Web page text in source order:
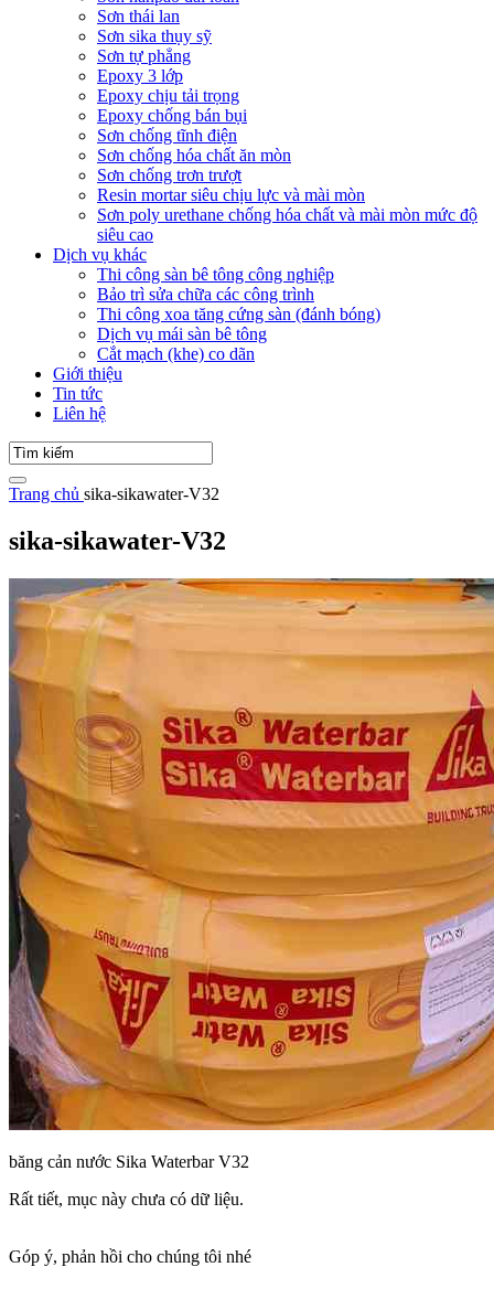
Sơn thái lan
Sơn sika thụy sỹ
Sơn tự phẳng
Epoxy 3 lớp
Epoxy chịu tải trọng
Epoxy chống bán bụi
Sơn chống tĩnh điện
Sơn chống hóa chất ăn mòn
Sơn chống trơn trượt
Resin mortar siêu chịu lực và mài mòn
Sơn poly urethane chống hóa chất và mài mòn mức độ
siêu cao
Dịch vụ khác
Thi công sàn bê tông công nghiệp
Bảo trì sửa chữa các công trình
Thi công xoa tăng cứng sàn (đánh bóng)
Dịch vụ mái sàn bê tông
Cắt mạch (khe) co dãn
Giới thiệu
Tin tức
Liên hệ
Trang chủ sika-sikawater-V32
sika-sikawater-V32
băng cản nước Sika Waterbar V32
Rất tiết, mục này chưa có dữ liệu.
Góp ý, phản hồi cho chúng tôi nhé